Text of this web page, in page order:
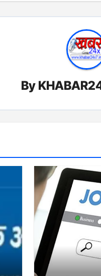
By